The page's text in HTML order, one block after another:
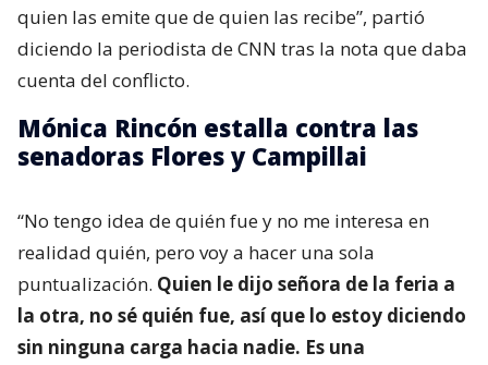
quien las emite que de quien las recibe”, partió
diciendo la periodista de CNN tras la nota que daba
cuenta del conflicto.
Mónica Rincón estalla contra las
senadoras Flores y Campillai
“No tengo idea de quién fue y no me interesa en
realidad quién, pero voy a hacer una sola
puntualización. Quien le dijo señora de la feria a
la otra, no sé quién fue, así que lo estoy diciendo
sin ninguna carga hacia nadie. Es una